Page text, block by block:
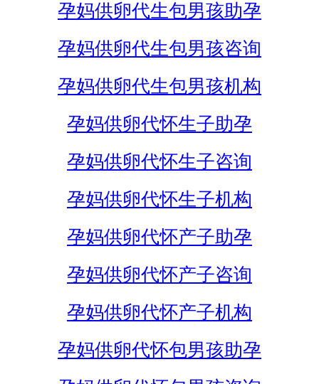
孕妈供卵代生包男孩助孕
孕妈供卵代生包男孩咨询
孕妈供卵代生包男孩机构
孕妈供卵代怀生子助孕
孕妈供卵代怀生子咨询
孕妈供卵代怀生子机构
孕妈供卵代怀产子助孕
孕妈供卵代怀产子咨询
孕妈供卵代怀产子机构
孕妈供卵代怀包男孩助孕